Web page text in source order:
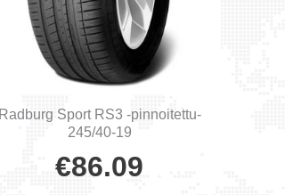
Radburg Sport RS3 -pinnoitettu-
245/40-19
€86.09